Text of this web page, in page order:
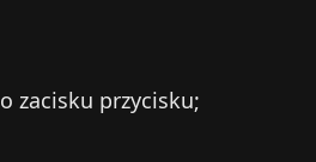
zacisku przycisku;